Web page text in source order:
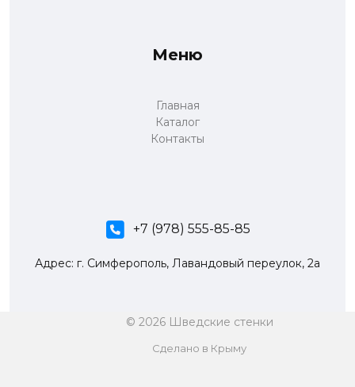
Меню
Главная
Каталог
Контакты
+7 (978) 555-85-85
Адрес: г. Симферополь, Лавандовый переулок, 2а
© 2026 Шведские стенки
Сделано в Крыму